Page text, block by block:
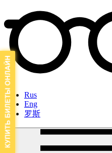
Rus
Eng
罗斯